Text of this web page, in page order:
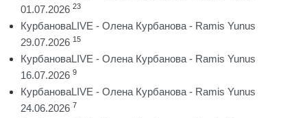
01.07.2026 23
КурбановаLIVE - Олена Курбанова - Ramis Yunus
29.07.2026 15
КурбановаLIVE - Олена Курбанова - Ramis Yunus
16.07.2026 9
КурбановаLIVE - Олена Курбанова - Ramis Yunus
24.06.2026 7